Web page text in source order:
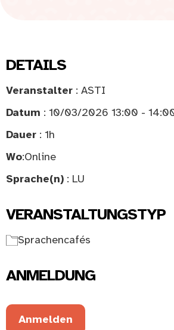
DETAILS
Veranstalter : ASTI
Datum : 10/03/2026 13:00 -
Dauer : 1h
Wo:Online
Sprache(n) : LU
VERANSTALTUNGSTYP
Sprachencafés
ANMELDUNG
Anmelden